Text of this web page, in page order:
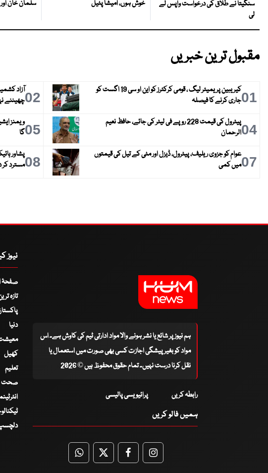
سنگیتا نے طلاق کی درخواست واپس لے
لی
خوش ہوں، امیشا پٹیل
سلمان خان
مقبول ترین خبریں
01
کیریبین پریمیئر لیگ ، قومی کرکٹرز کو این او سی 19 اگست کو
جاری کرنے کا فیصلہ
02آزاد
چھیننے
04
پیٹرول کی قیمت 228 روپے فی لیٹر کی جائے، حافظ نعیم
الرحمان
05گا
07عوام کو جزوی ریلیف، پیٹرول، ڈیزل اور مٹی کے تیل کی قیمتوں
میں کمی
08پشاور
مسترد کر
ہم نیوز پر شائع یا نشر ہونے والا مواد ادارتی ٹیم کی کاوش ہے۔ اس
مواد کو بغیر پیشگی اجازت کسی بھی صورت میں استعمال یا
نقل کرنا درست نہیں۔ تمام حقوق محفوظ ہیں © 2026
رابطہ کریں پرائیویسی پالیسی
ہمیں فالو کریں
WhatsApp
TwitterFacebookFacebook
نیوز
صفحۂ
تازہ
دنیا
کھیل
تعلیم
صحت